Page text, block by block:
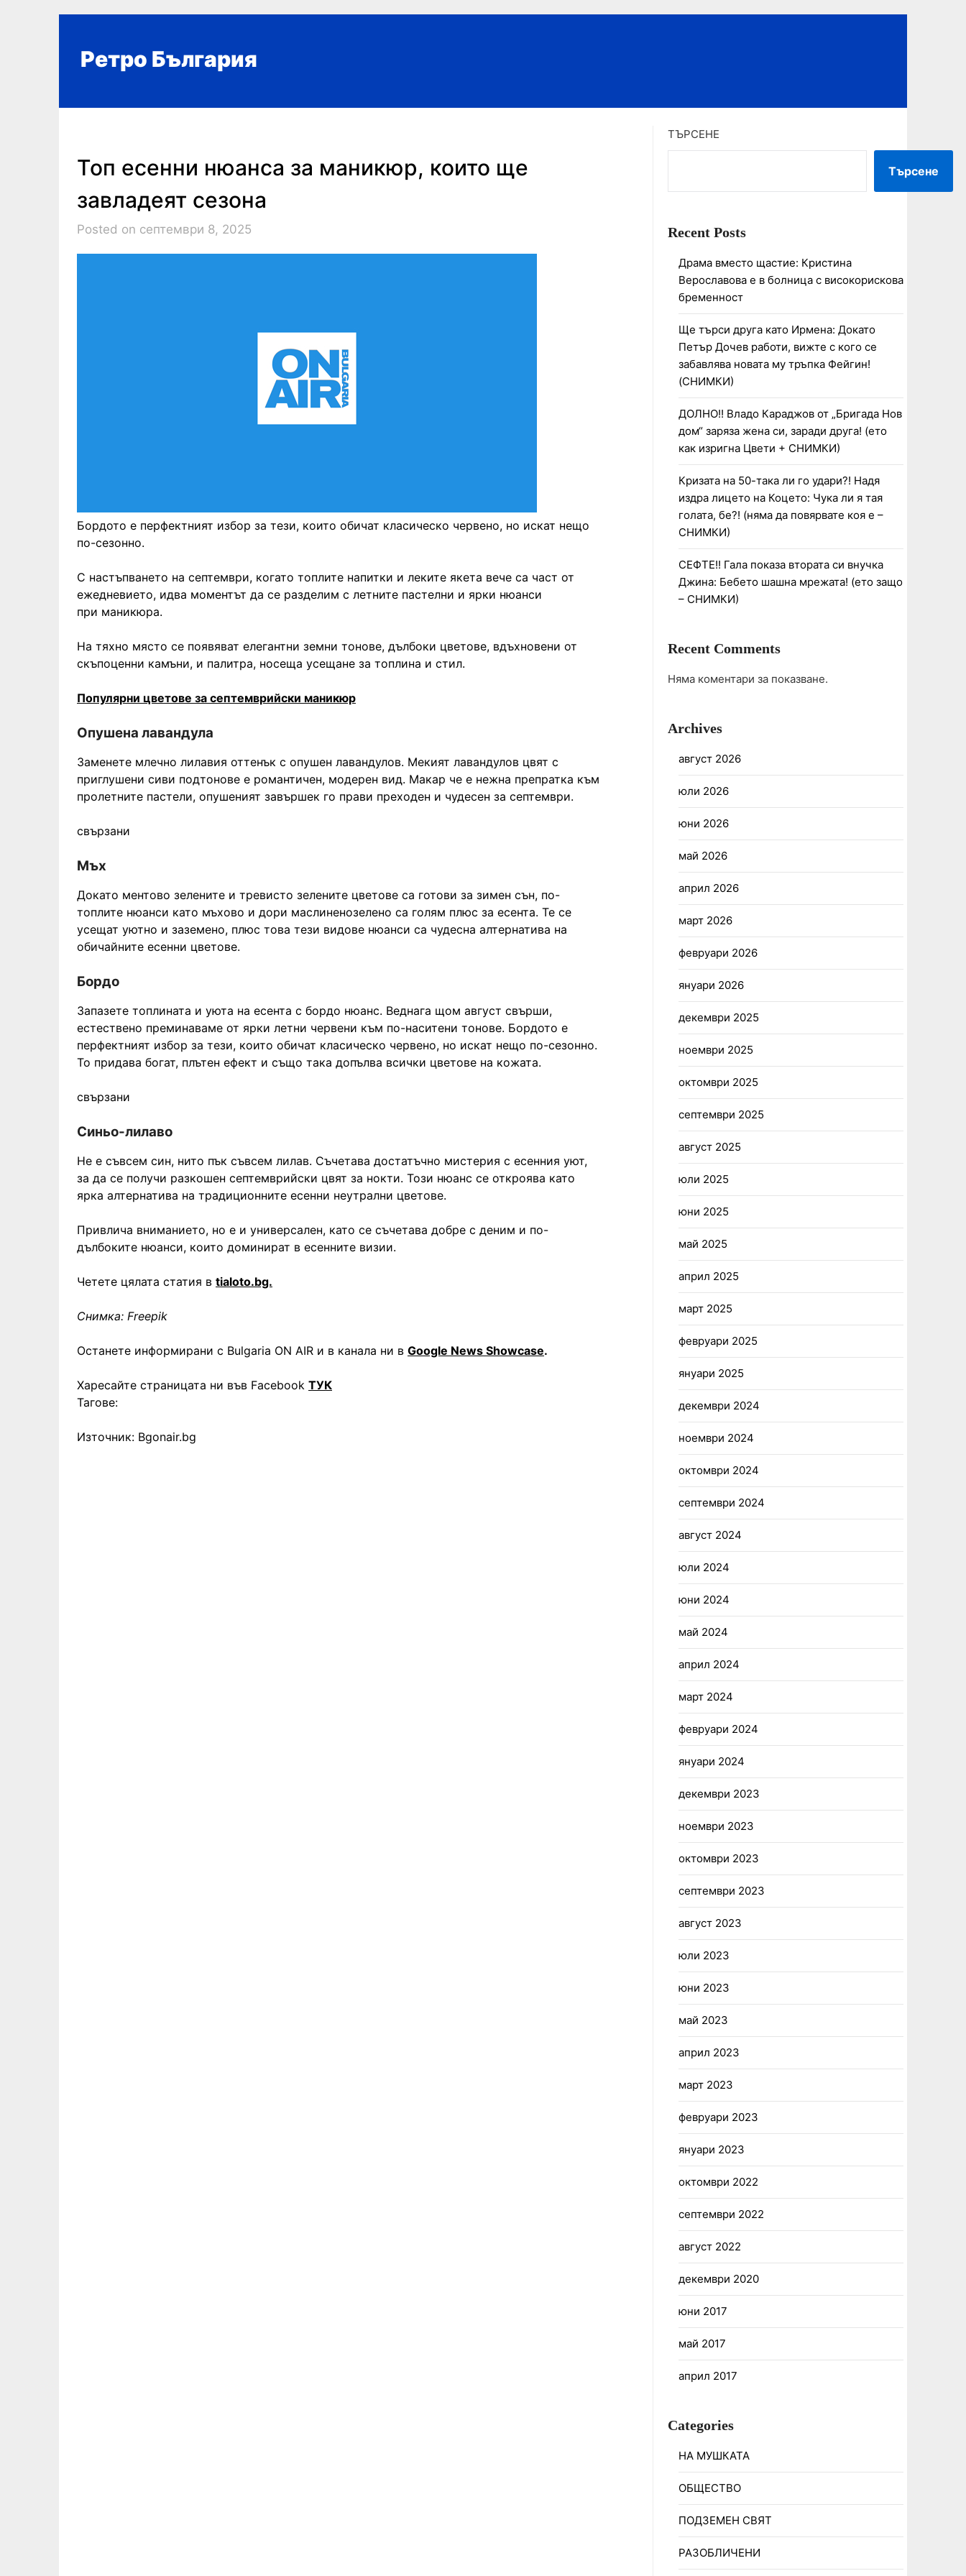
Ретро България
Топ есенни нюанса за маникюр, които ще
завладеят сезона
Posted on септември 8, 2025
Бордото е перфектният избор за тези, които обичат класическо червено, но искат нещо
по-сезонно.
С настъпването на септември, когато топлите напитки и леките якета вече са част от
ежедневието, идва моментът да се разделим с летните пастелни и ярки нюанси
при маникюра.
На тяхно място се появяват елегантни земни тонове, дълбоки цветове, вдъхновени от
скъпоценни камъни, и палитра, носеща усещане за топлина и стил.
Популярни цветове за септемврийски маникюр
Опушена лавандула
Заменете млечно лилавия оттенък с опушен лавандулов. Мекият лавандулов цвят с
приглушени сиви подтонове е романтичен, модерен вид. Макар че е нежна препратка към
пролетните пастели, опушеният завършек го прави преходен и чудесен за септември.
свързани
Мъх
Докато ментово зелените и тревисто зелените цветове са готови за зимен сън, по-
топлите нюанси като мъхово и дори маслиненозелено са голям плюс за есента. Те се
усещат уютно и заземено, плюс това тези видове нюанси са чудесна алтернатива на
обичайните есенни цветове.
Бордо
Запазете топлината и уюта на есента с бордо нюанс. Веднага щом август свърши,
естествено преминаваме от ярки летни червени към по-наситени тонове. Бордото е
перфектният избор за тези, които обичат класическо червено, но искат нещо по-сезонно.
То придава богат, плътен ефект и също така допълва всички цветове на кожата.
свързани
Синьо-лилаво
Не е съвсем син, нито пък съвсем лилав. Съчетава достатъчно мистерия с есенния уют,
за да се получи разкошен септемврийски цвят за нокти. Този нюанс се откроява като
ярка алтернатива на традиционните есенни неутрални цветове.
Привлича вниманието, но е и универсален, като се съчетава добре с деним и по-
дълбоките нюанси, които доминират в есенните визии.
Четете цялата статия в tialoto.bg.
Снимка: Freepik
Останете информирани с Bulgaria ON AIR и в канала ни в Google News Showcase.
Харесайте страницата ни във Facebook ТУК
Тагове:
Източник: Bgonair.bg
ТЪРСЕНЕ
Търсене
Recent Posts
Драма вместо щастие: Кристина
Верославова е в болница с високорискова
бременност
Ще търси друга като Ирмена: Докато
Петър Дочев работи, вижте с кого се
забавлява новата му тръпка Фейгин!
(СНИМКИ)
ДОЛНО!! Владо Караджов от „Бригада Нов
дом“ заряза жена си, заради друга! (ето
как изригна Цвети + СНИМКИ)
Кризата на 50-така ли го удари?! Надя
издра лицето на Коцето: Чука ли я тая
голата, бе?! (няма да повярвате коя е –
СНИМКИ)
СЕФТЕ!! Гала показа втората си внучка
Джина: Бебето шашна мрежата! (ето защо
– СНИМКИ)
Recent Comments
Няма коментари за показване.
Archives
август 2026
юли 2026
юни 2026
май 2026
април 2026
март 2026
февруари 2026
януари 2026
декември 2025
ноември 2025
октомври 2025
септември 2025
август 2025
юли 2025
юни 2025
май 2025
април 2025
март 2025
февруари 2025
януари 2025
декември 2024
ноември 2024
октомври 2024
септември 2024
август 2024
юли 2024
юни 2024
май 2024
април 2024
март 2024
февруари 2024
януари 2024
декември 2023
ноември 2023
октомври 2023
септември 2023
август 2023
юли 2023
юни 2023
май 2023
април 2023
март 2023
февруари 2023
януари 2023
октомври 2022
септември 2022
август 2022
декември 2020
юни 2017
май 2017
април 2017
Categories
НА МУШКАТА
ОБЩЕСТВО
ПОДЗЕМЕН СВЯТ
РАЗОБЛИЧЕНИ